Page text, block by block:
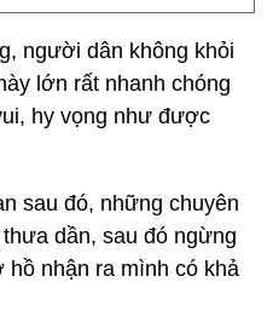
người dân không khỏi
lớn rất nhanh chóng
hy vọng như được
sau đó, những chuyên
dần, sau đó ngừng
nhận ra mình có khả